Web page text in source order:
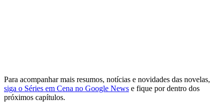
Para acompanhar mais resumos, notícias e novidades das novelas,
siga o Séries em Cena no Google News e fique por dentro dos
próximos capítulos.